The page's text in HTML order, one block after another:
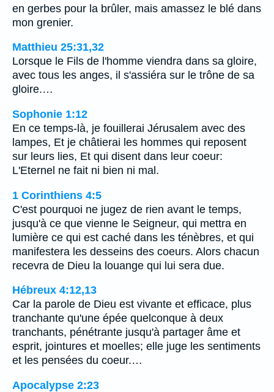
en gerbes pour la brûler, mais amassez le blé dans
mon grenier.
Matthieu 25:31,32
Lorsque le Fils de l'homme viendra dans sa gloire,
avec tous les anges, il s'assiéra sur le trône de sa
gloire.…
Sophonie 1:12
En ce temps-là, je fouillerai Jérusalem avec des
lampes, Et je châtierai les hommes qui reposent
sur leurs lies, Et qui disent dans leur coeur:
L'Eternel ne fait ni bien ni mal.
1 Corinthiens 4:5
C'est pourquoi ne jugez de rien avant le temps,
jusqu'à ce que vienne le Seigneur, qui mettra en
lumière ce qui est caché dans les ténèbres, et qui
manifestera les desseins des coeurs. Alors chacun
recevra de Dieu la louange qui lui sera due.
Hébreux 4:12,13
Car la parole de Dieu est vivante et efficace, plus
tranchante qu'une épée quelconque à deux
tranchants, pénétrante jusqu'à partager âme et
esprit, jointures et moelles; elle juge les sentiments
et les pensées du coeur.…
Apocalypse 2:23